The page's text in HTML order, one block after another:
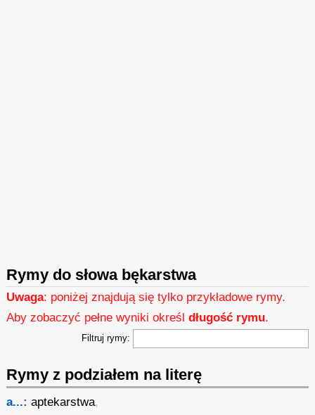
Rymy do słowa bękarstwa
Uwaga: poniżej znajdują się tylko przykładowe rymy.
Aby zobaczyć pełne wyniki określdługość rymu.
Filtruj rymy:
Rymy z podziałem na literę
a...: aptekarstwa,